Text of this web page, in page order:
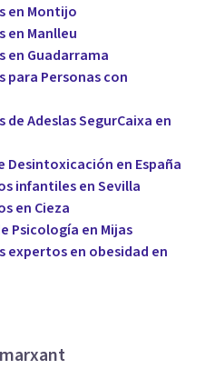
en Montijo
en Manlleu
en Guadarrama
para Personas con
Adeslas SegurCaixa en
Desintoxicación en España
infantiles en Sevilla
en Cieza
Psicología en Mijas
expertos en obesidad en